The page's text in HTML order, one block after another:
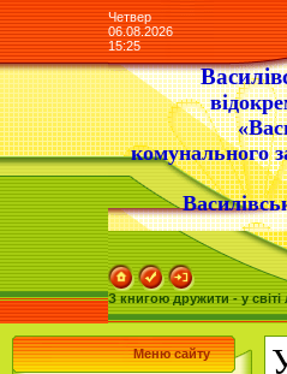
Четвер
06.08.2026
15:25
комунального
З книгою дружити - у
Меню сайту